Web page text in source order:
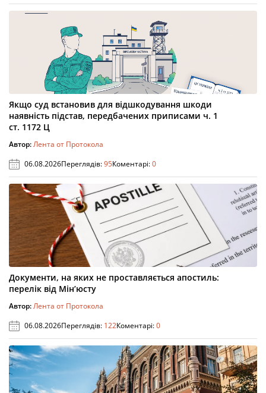
Якщо суд встановив для відшкодування шкоди
наявність підстав, передбачених приписами ч. 1
ст. 1172 Ц
Автор:Лента от Протокола
06.08.2026Переглядів:95Коментарі:0
Документи, на яких не проставляється апостиль:
перелік від Мін’юсту
Автор:Лента от Протокола
06.08.2026Переглядів: 122Коментарі:0